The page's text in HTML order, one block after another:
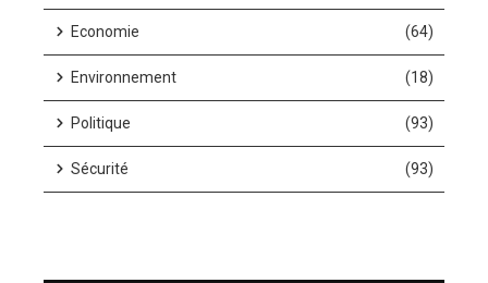
Economie (64)
Environnement (18)
Politique (93)
Sécurité (93)